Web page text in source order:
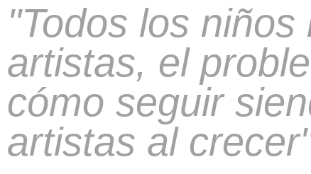
"Todos los niños
artistas, el
cómo seguir
artistas al